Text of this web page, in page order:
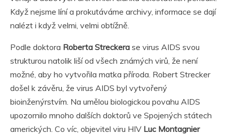
Když nejsme líní a prokutáváme archivy, informace se dají
nalézt i když velmi, velmi obtížně.
Podle doktora Roberta Streckera se virus AIDS svou
strukturou natolik liší od všech známých virů, že není
možné, aby ho vytvořila matka příroda. Robert Strecker
došel k závěru, že virus AIDS byl vytvořený
bioinženýrstvím. Na umělou biologickou povahu AIDS
upozornilo mnoho dalších doktorů ve Spojených státech
amerických. Co víc, objevitel viru HIV Luc Montagnier